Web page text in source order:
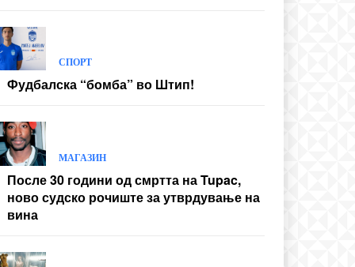
СПОРТ
Фудбалска “бомба” во Штип!
МАГАЗИН
После 30 години од смртта на Tupac,
ново судско рочиште за утврдување на
вина